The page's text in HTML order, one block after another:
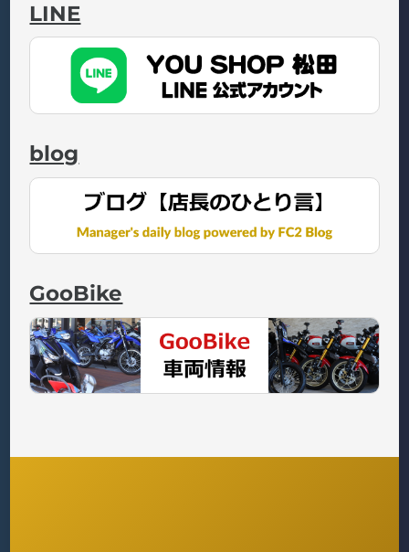
LINE
blog
GooBike